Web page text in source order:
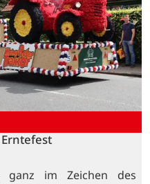
ganz im Zeichen des